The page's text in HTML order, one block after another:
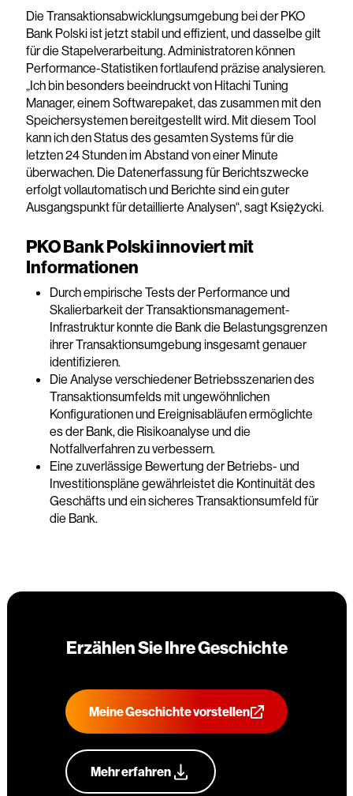
Die Transaktionsabwicklungsumgebung bei der PKO
Bank Polski ist jetzt stabil und effizient, und dasselbe gilt
für die Stapelverarbeitung. Administratoren können
Performance-Statistiken fortlaufend präzise analysieren.
„Ich bin besonders beeindruckt von Hitachi Tuning
Manager, einem Softwarepaket, das zusammen mit den
Speichersystemen bereitgestellt wird. Mit diesem Tool
kann ich den Status des gesamten Systems für die
letzten 24 Stunden im Abstand von einer Minute
überwachen. Die Datenerfassung für Berichtszwecke
erfolgt vollautomatisch und Berichte sind ein guter
Ausgangspunkt für detaillierte Analysen“, sagt Księżycki.
PKO Bank Polski innoviert mit
Informationen
Durch empirische Tests der Performance und
Skalierbarkeit der Transaktionsmanagement-
Infrastruktur konnte die Bank die Belastungsgrenzen
ihrer Transaktionsumgebung insgesamt genauer
identifizieren.
Die Analyse verschiedener Betriebsszenarien des
Transaktionsumfelds mit ungewöhnlichen
Konfigurationen und Ereignisabläufen ermöglichte
es der Bank, die Risikoanalyse und die
Notfallverfahren zu verbessern.
Eine zuverlässige Bewertung der Betriebs- und
Investitionspläne gewährleistet die Kontinuität des
Geschäfts und ein sicheres Transaktionsumfeld für
die Bank.
Erzählen Sie Ihre Geschichte
Meine Geschichte vorstellen
Mehr erfahren